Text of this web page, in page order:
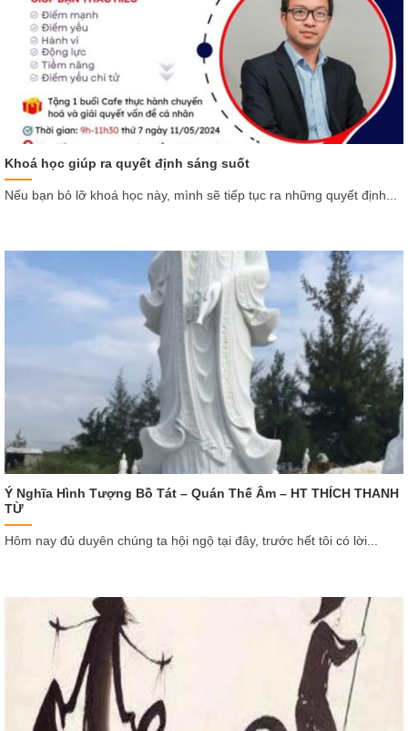
Khoá học giúp ra quyết định sáng suốt
Nếu bạn bỏ lỡ khoá học này, mình sẽ tiếp tục ra những quyết định...
Ý Nghĩa Hình Tượng Bồ Tát – Quán Thế Âm – HT THÍCH THANH
TỪ
Hôm nay đủ duyên chúng ta hội ngộ tại đây, trước hết tôi có lời...